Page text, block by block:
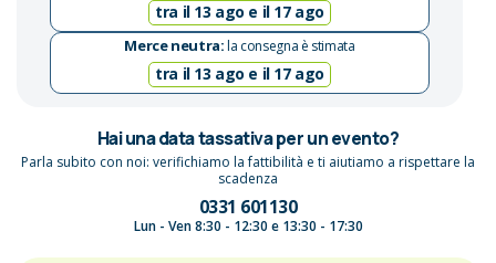
tra il 13 ago e il 17 ago
Merce neutra:la consegna è stimata
tra il 13 ago e il 17 ago
Hai una data tassativa per un evento?
Parla subito con noi: verifichiamo la fattibilità e ti aiutiamo a rispettare la
scadenza
0331 601130
Lun - Ven 8:30 - 12:30 e 13:30 - 17:30